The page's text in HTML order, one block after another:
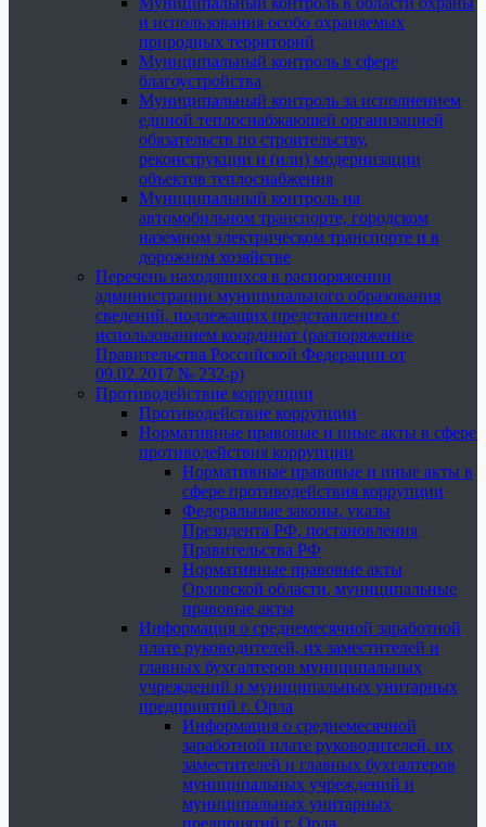
и использования особо охраняемых
природных территорий
Муниципальный контроль в сфере
благоустройства
Муниципальный контроль за исполнением
единой теплоснабжающей организацией
обязательств по строительству,
реконструкции и (или) модернизации
объектов теплоснабжения
Муниципальный контроль на
автомобильном транспорте, городском
наземном электрическом транспорте и в
дорожном хозяйстве
Перечень находящихся в распоряжении
администрации муниципального образования
сведений, подлежащих представлению с
использованием координат (распоряжение
Правительства Российской Федерации от
09.02.2017 № 232-р)
Противодействие коррупции
Противодействие коррупции
Нормативные правовые и иные акты в сфере
противодействия коррупции
Нормативные правовые и иные акты в
сфере противодействия коррупции
Федеральные законы, указы
Президента РФ, постановления
Правительства РФ
Нормативные правовые акты
Орловской области, муниципальные
правовые акты
Информация о среднемесячной заработной
плате руководителей, их заместителей и
главных бухгалтеров муниципальных
учреждений и муниципальных унитарных
предприятий г. Орла
Информация о среднемесячной
заработной плате руководителей, их
заместителей и главных бухгалтеров
муниципальных учреждений и
муниципальных унитарных
предприятий г. Орла